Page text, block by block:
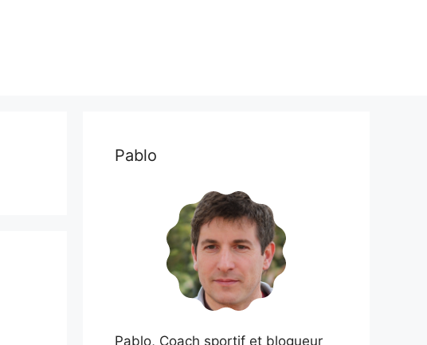
Pablo
Pablo, Coach sportif et blogueur